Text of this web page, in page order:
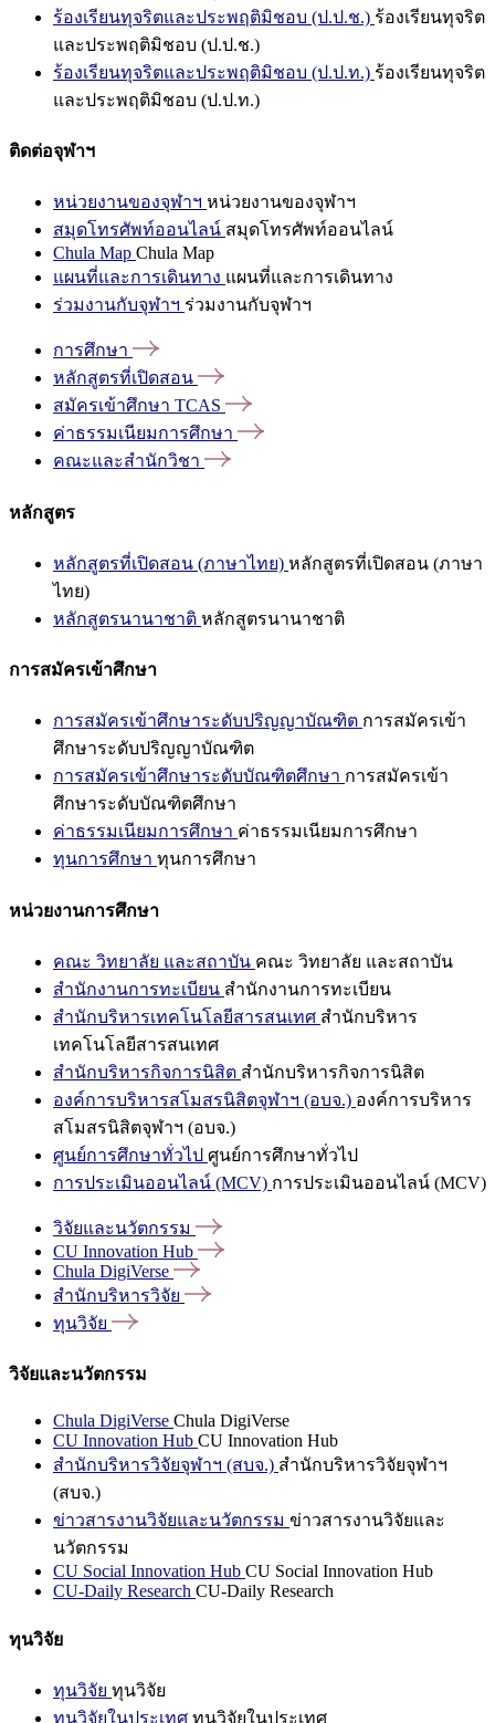
ร้องเรียนทุจริตและประพฤติมิชอบ (ป.ป.ช.) ร้องเรียนทุจริต
และประพฤติมิชอบ (ป.ป.ช.)
ร้องเรียนทุจริตและประพฤติมิชอบ (ป.ป.ท.) ร้องเรียนทุจริต
และประพฤติมิชอบ (ป.ป.ท.)
ติดต่อจุฬาฯ
หน่วยงานของจุฬาฯ หน่วยงานของจุฬาฯ
สมุดโทรศัพท์ออนไลน์ สมุดโทรศัพท์ออนไลน์
Chula Map Chula Map
แผนที่และการเดินทาง แผนที่และการเดินทาง
ร่วมงานกับจุฬาฯ ร่วมงานกับจุฬาฯ
การศึกษา
หลักสูตรที่เปิดสอน
สมัครเข้าศึกษา TCAS
ค่าธรรมเนียมการศึกษา
คณะและสำนักวิชา
หลักสูตร
หลักสูตรที่เปิดสอน (ภาษาไทย) หลักสูตรที่เปิดสอน (ภาษา
ไทย)
หลักสูตรนานาชาติ หลักสูตรนานาชาติ
การสมัครเข้าศึกษา
การสมัครเข้าศึกษาระดับปริญญาบัณฑิต การสมัครเข้า
ศึกษาระดับปริญญาบัณฑิต
การสมัครเข้าศึกษาระดับบัณฑิตศึกษา การสมัครเข้า
ศึกษาระดับบัณฑิตศึกษา
ค่าธรรมเนียมการศึกษา ค่าธรรมเนียมการศึกษา
ทุนการศึกษา ทุนการศึกษา
หน่วยงานการศึกษา
คณะ วิทยาลัย และสถาบัน คณะ วิทยาลัย และสถาบัน
สำนักงานการทะเบียน สำนักงานการทะเบียน
สำนักบริหารเทคโนโลยีสารสนเทศ สำนักบริหาร
เทคโนโลยีสารสนเทศ
สำนักบริหารกิจการนิสิต สำนักบริหารกิจการนิสิต
องค์การบริหารสโมสรนิสิตจุฬาฯ (อบจ.) องค์การบริหาร
สโมสรนิสิตจุฬาฯ (อบจ.)
ศูนย์การศึกษาทั่วไป ศูนย์การศึกษาทั่วไป
การประเมินออนไลน์ (MCV) การประเมินออนไลน์ (MCV)
วิจัยและนวัตกรรม
CU Innovation Hub
Chula DigiVerse
สำนักบริหารวิจัย
ทุนวิจัย
วิจัยและนวัตกรรม
Chula DigiVerse Chula DigiVerse
CU Innovation Hub CU Innovation Hub
สำนักบริหารวิจัยจุฬาฯ (สบจ.) สำนักบริหารวิจัยจุฬาฯ
(สบจ.)
ข่าวสารงานวิจัยและนวัตกรรม ข่าวสารงานวิจัยและ
นวัตกรรม
CU Social Innovation Hub CU Social Innovation Hub
CU-Daily Research CU-Daily Research
ทุนวิจัย
ทุนวิจัย ทุนวิจัย
ทุนวิจัยในประเทศ ทุนวิจัยในประเทศ